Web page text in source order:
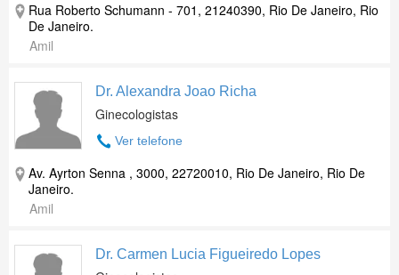
Rua Roberto Schumann - 701, 21240390, Rio De Janeiro, Rio
De Janeiro.
Amil
Dr. Alexandra Joao Richa
Ginecologistas
Ver telefone
Av. Ayrton Senna , 3000, 22720010, Rio De Janeiro, Rio De
Janeiro.
Amil
Dr. Carmen Lucia Figueiredo Lopes